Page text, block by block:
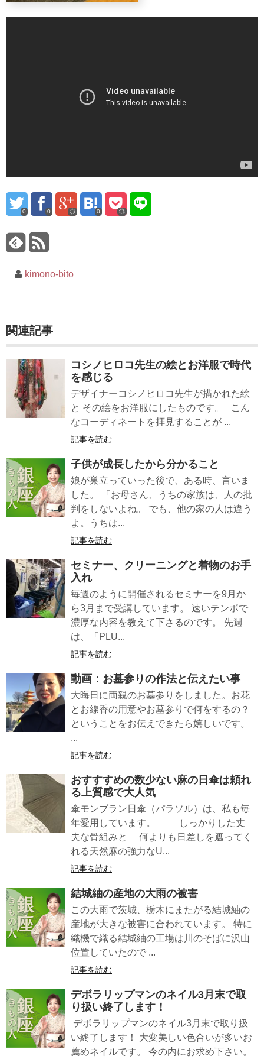
0 0 0
kimono-bito
関連記事
コシノヒロコ先生の絵とお洋服で時代
を感じる
デザイナーコシノヒロコ先生が描かれた絵
と その絵をお洋服にしたものです。 こん
なコーディネートを拝見することが ...
記事を読む
子供が成長したから分かること
娘が巣立っていった後で、ある時、言いま
した。 「お母さん、うちの家族は、人の批
判をしないよね。 でも、他の家の人は違う
よ。うちは...
記事を読む
セミナー、クリーニングと着物のお手
入れ
毎週のように開催されるセミナーを9月か
ら3月まで受講しています。 速いテンポで
濃厚な内容を教えて下さるのです。 先週
は、「PLU...
記事を読む
動画：お墓参りの作法と伝えたい事
大晦日に両親のお墓参りをしました。お花
とお線香の用意やお墓参りで何をするの？
ということをお伝えできたら嬉しいです。
...
記事を読む
おすすすめの数少ない麻の日傘は頼れ
る上質感で大人気
傘モンブラン日傘（パラソル）は、私も毎
年愛用しています。 しっかりした丈
夫な骨組みと 何よりも日差しを遮ってく
れる天然麻の強力なU...
記事を読む
結城紬の産地の大雨の被害
この大雨で茨城、栃木にまたがる結城紬の
産地が大きな被害に合われています。 特に
織機で織る結城紬の工場は川のそばに沢山
位置していたので ...
記事を読む
デボラリップマンのネイル3月末で取
り扱い終了します！
デボラリップマンのネイル3月末で取り扱
い終了します！ 大変美しい色合いが多いお
薦めネイルです。 今の内にお求め下さい。